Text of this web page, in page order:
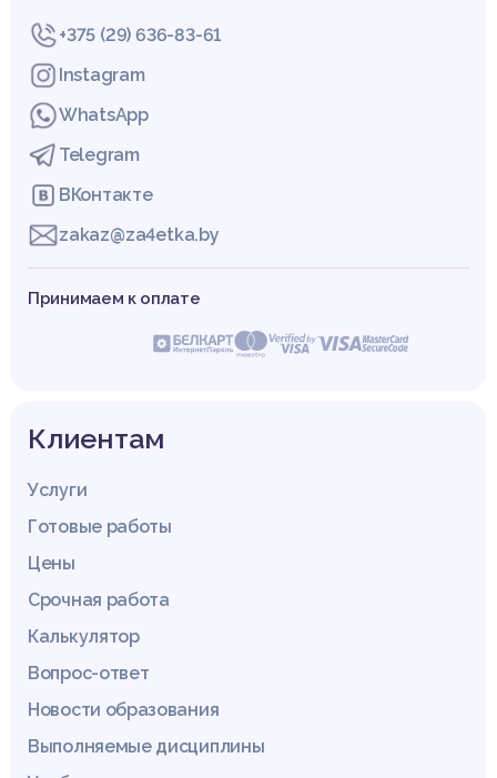
+375 (29) 636-83-61
Instagram
WhatsApp
Telegram
ВКонтакте
zakaz@za4etka.by
Принимаем к оплате
Клиентам
Услуги
Готовые работы
Цены
Срочная работа
Калькулятор
Вопрос-ответ
Новости образования
Выполняемые дисциплины